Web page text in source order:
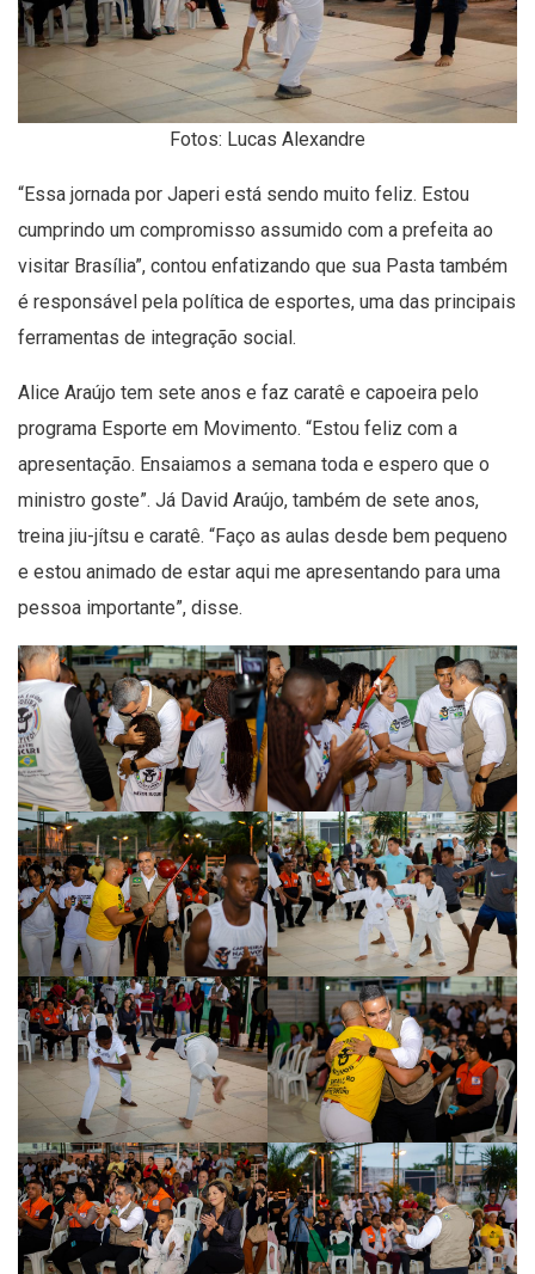
Fotos: Lucas Alexandre
“Essa jornada por Japeri está sendo muito feliz. Estou
cumprindo um compromisso assumido com a prefeita ao
visitar Brasília”, contou enfatizando que sua Pasta também
é responsável pela política de esportes, uma das principais
ferramentas de integração social.
Alice Araújo tem sete anos e faz caratê e capoeira pelo
programa Esporte em Movimento. “Estou feliz com a
apresentação. Ensaiamos a semana toda e espero que o
ministro goste”. Já David Araújo, também de sete anos,
treina jiu-jítsu e caratê. “Faço as aulas desde bem pequeno
e estou animado de estar aqui me apresentando para uma
pessoa importante”, disse.